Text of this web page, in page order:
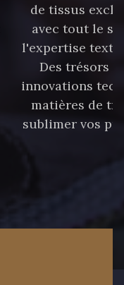
de tissus
avec tout le
l'expertise
Des trésors
innovations
matières de
sublimer vos